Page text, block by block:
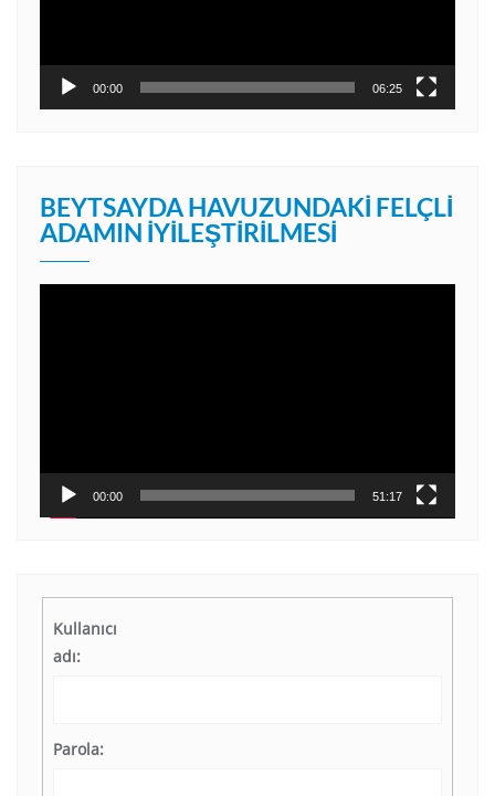
00:00 06:25
BEYTSAYDA HAVUZUNDAKI FELÇLI
ADAMIN İYILEŞTIRILMESI
00:00 51:17
Kullanıcı
adı:
Parola: